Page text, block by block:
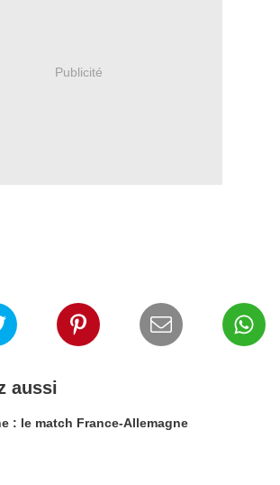
Publicité
aussi
: le match France-Allemagne